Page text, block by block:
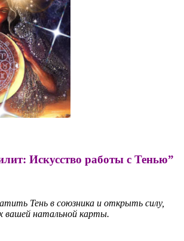
Искусство работы с Тенью”
Тень в союзника и открыть силу,
вашей натальной карты.